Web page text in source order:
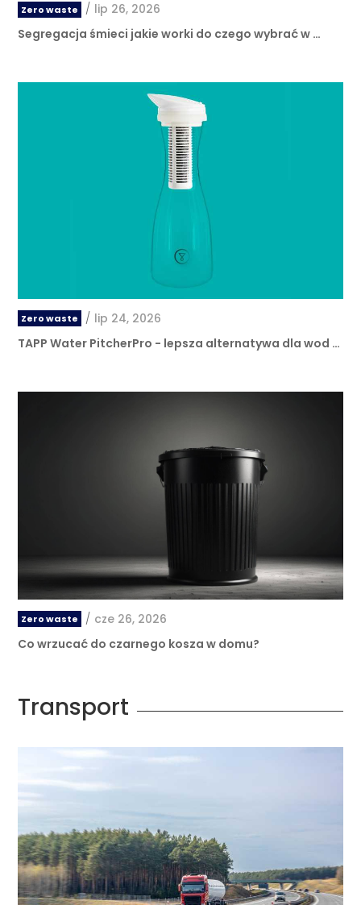
Zero waste / lip 26, 2026
Segregacja śmieci jakie worki do czego wybrać w …
Zero waste / lip 24, 2026
TAPP Water PitcherPro - lepsza alternatywa dla wod …
Zero waste / cze 26, 2026
Co wrzucać do czarnego kosza w domu?
Transport